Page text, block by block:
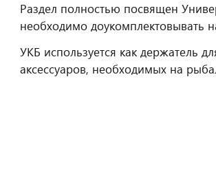
Раздел полностью посвящен
необходимо доукомплектовывать
УКБ используется как держатель
аксессуаров, необходимых на